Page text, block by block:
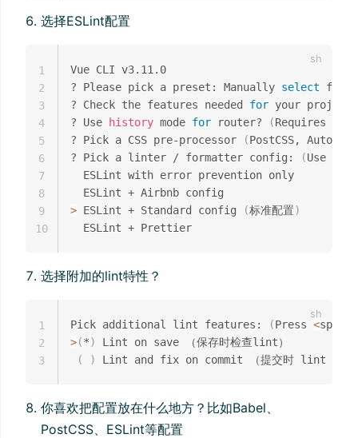
选择ESLint配置
Vue CLI v3.11.0
? Please pick a preset: Manually select
? Check the features needed for your project:
? Use
history mode for router? (Requires
? Pick a CSS pre-processor
(PostCSS,
? Pick a linter / formatter config:
(Use
  ESLint with error prevention only
> ESLint + Standard config (标准配置)
1
2
3
4
5
6
7
8
9
10
选择附加的lint特性？
Pick additional lint features: (Press <space
>(*)
Lint on save （保存时检查lint）
(
)
1
2
3
你喜欢把配置放在什么地方？比如Babel、
PostCSS、ESLint等配置